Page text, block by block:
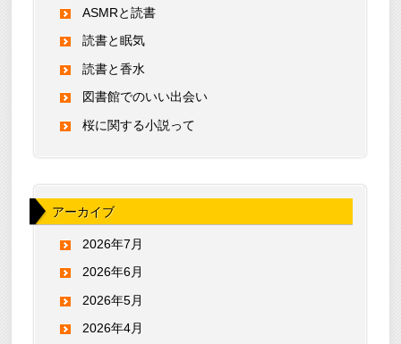
ASMRと読書
読書と眠気
読書と香水
図書館でのいい出会い
桜に関する小説って
アーカイブ
2026年7月
2026年6月
2026年5月
2026年4月